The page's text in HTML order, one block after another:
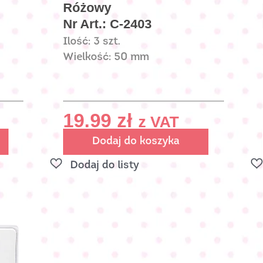
Różowy
Nr Art.: C-2403
Ilość: 3 szt.
Wielkość: 50 mm
19.99 zł z VAT
Dodaj do koszyka